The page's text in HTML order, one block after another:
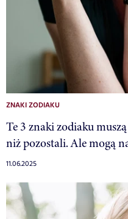
ZNAKI ZODIAKU
Te 3 znaki zodiaku
niż pozostali. Ale mogą
11.06.2025